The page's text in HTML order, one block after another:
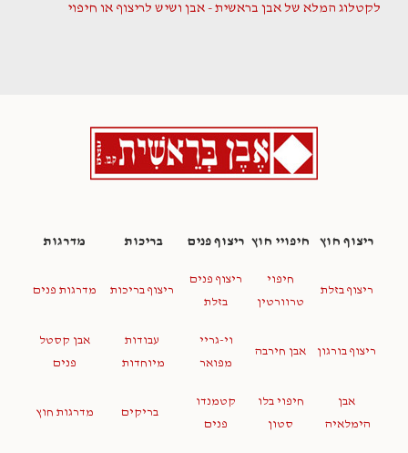
לקטלוג המלא של אבן בראשית - אבן ושיש לריצוף או חיפוי
ריצוף חוץ חיפויי חוץ ריצוף פנים בריכות מדרגות
ריצוף בזלת
חיפוי
טרוורטין
ריצוף פנים
בזלת
ריצוף בריכות מדרגות פנים
ריצוף בורגון אבן חירבה
וי-גריי
מפואר
עבודות
מיוחדות
אבן קסטל
פנים
אבן
הימלאיה
חיפוי בלו
סטון
קטמנדו
פנים
בריקים מדרגות חוץ